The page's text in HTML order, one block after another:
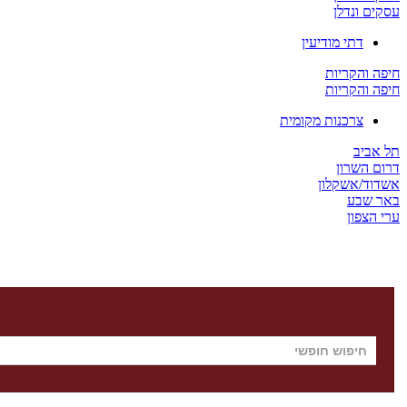
עסקים ונדלן
דתי מודיעין
חיפה והקריות
חיפה והקריות
צרכנות מקומית
תל אביב
דרום השרון
אשדוד/אשקלון
באר שבע
ערי הצפון